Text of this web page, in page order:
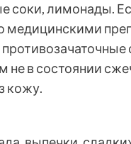
соки, лимонады.
медицинскими
не в состоянии
кожу.